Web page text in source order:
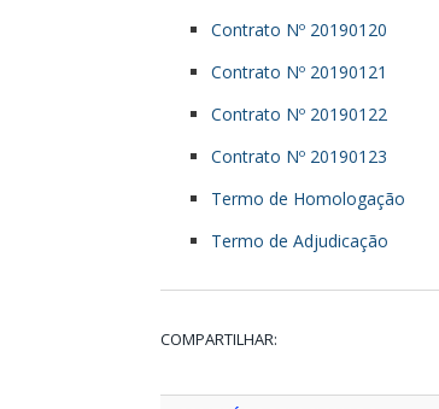
Contrato Nº 20190120
Contrato Nº 20190121
Contrato Nº 20190122
Contrato Nº 20190123
Termo de Homologação
Termo de Adjudicação
COMPARTILHAR: